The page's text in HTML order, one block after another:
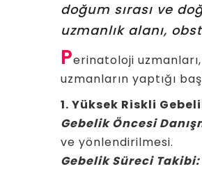
doğum sırası ve
uzmanlık alanı,
Perinatoloji
uzmanların yaptığı
1. Yüksek Riskli
Gebelik Öncesi
ve yönlendirilmesi.
Gebelik Süreci Takibi: